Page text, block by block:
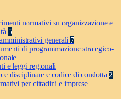
normativi su organizzazione e
5
generali 7
di programmazione strategico-
e leggi regionali
disciplinare e codice di condotta 2
per cittadini e imprese